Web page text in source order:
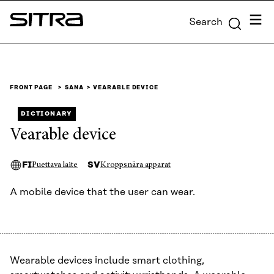
Skip to
content
Sitra Search Menu
FRONT PAGE SANA VEARABLE DEVICE
DICTIONARY
Vearable device
FIPuettava laite SVKroppsnära apparat
A mobile device that the user can wear.
Wearable devices include smart clothing,